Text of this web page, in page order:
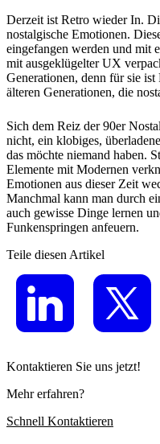
Derzeit ist Retro wieder In.
nostalgische Emotionen.
eingefangen werden und mit
mit ausgeklügelter UX
Generationen, denn für sie
älteren Generationen, die
Sich dem Reiz der 90er
nicht, ein klobiges,
das möchte niemand haben.
Elemente mit Modernen
Emotionen aus dieser Zeit
Manchmal kann man durch
auch gewisse Dinge lernen
Funkenspringen anfeuern.
Teile diesen Artikel
Kontaktieren Sie uns jetzt!
Mehr erfahren?
Schnell Kontaktieren